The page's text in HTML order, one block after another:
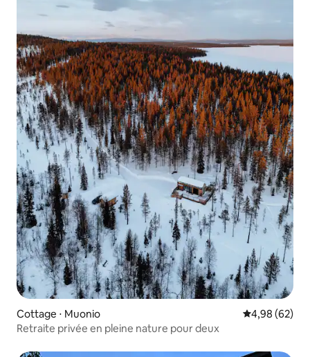
Cottage ⋅ Muonio Évaluation
4,98 (62)
Retraite privée en pleine nature pour deux